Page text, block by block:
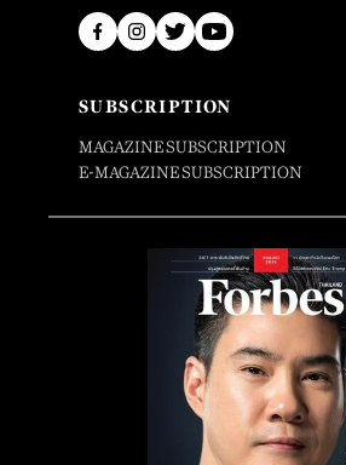
SUBSCRIPTION
MAGAZINE SUBSCRIPTION
E-MAGAZINE SUBSCRIPTION